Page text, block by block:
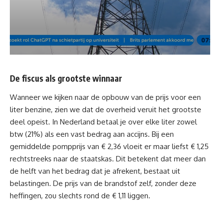
De fiscus als grootste winnaar
Wanneer we kijken naar de opbouw van de prijs voor een
liter benzine, zien we dat de overheid veruit het grootste
deel opeist. In Nederland betaal je over elke liter zowel
btw (21%) als een vast bedrag aan accijns. Bij een
gemiddelde pompprijs van € 2,36 vloeit er maar liefst € 1,25
rechtstreeks naar de staatskas. Dit betekent dat meer dan
de helft van het bedrag dat je afrekent, bestaat uit
belastingen. De prijs van de brandstof zelf, zonder deze
heffingen, zou slechts rond de € 1,11 liggen.